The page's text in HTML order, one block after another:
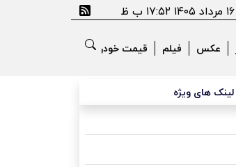
عکس فیلم قیمت خودرو
لینک های ویژه